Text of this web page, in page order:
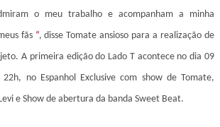
o meu trabalho e acompanham a minha
fãs “, disse Tomate ansioso para a realização de
A primeira edição do Lado T acontece no dia 09
no Espanhol Exclusive com show de Tomate,
e Show de abertura da banda Sweet Beat.